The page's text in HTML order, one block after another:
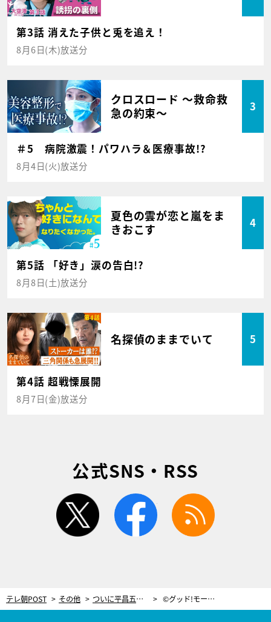
第3話 消えた子供と兎を追え！
8月6日(木)放送分
クロスロード ～救命救
急の約束～
3
＃5 病院激震！パワハラ＆医療事故!?
8月4日(火)放送分
夏色の雲が恋と嵐をま
きおこす
4
第5話 「好き」涙の告白!?
8月8日(土)放送分
名探偵のままでいて 5
第4話 超戦慄展開
8月7日(金)放送分
公式SNS・RSS
twitter facebook
テレ朝POST その他 ついに平昌五輪が開幕！松尾由美子アナの着地がお見事な“4姉妹ジャンプ”披露 ©グッド!モーニング